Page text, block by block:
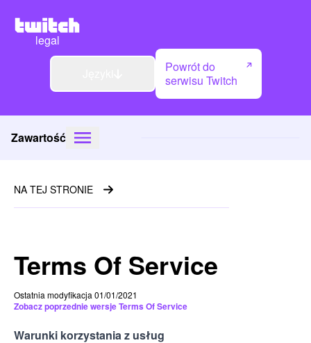
legal
Powrót do
serwisu Twitch
Zawartość
Terms Of Service
Ostatnia modyfikacja 01/01/2021
Zobacz poprzednie wersje Terms Of Service
Warunki korzystania z usług
NA TEJ STRONIE